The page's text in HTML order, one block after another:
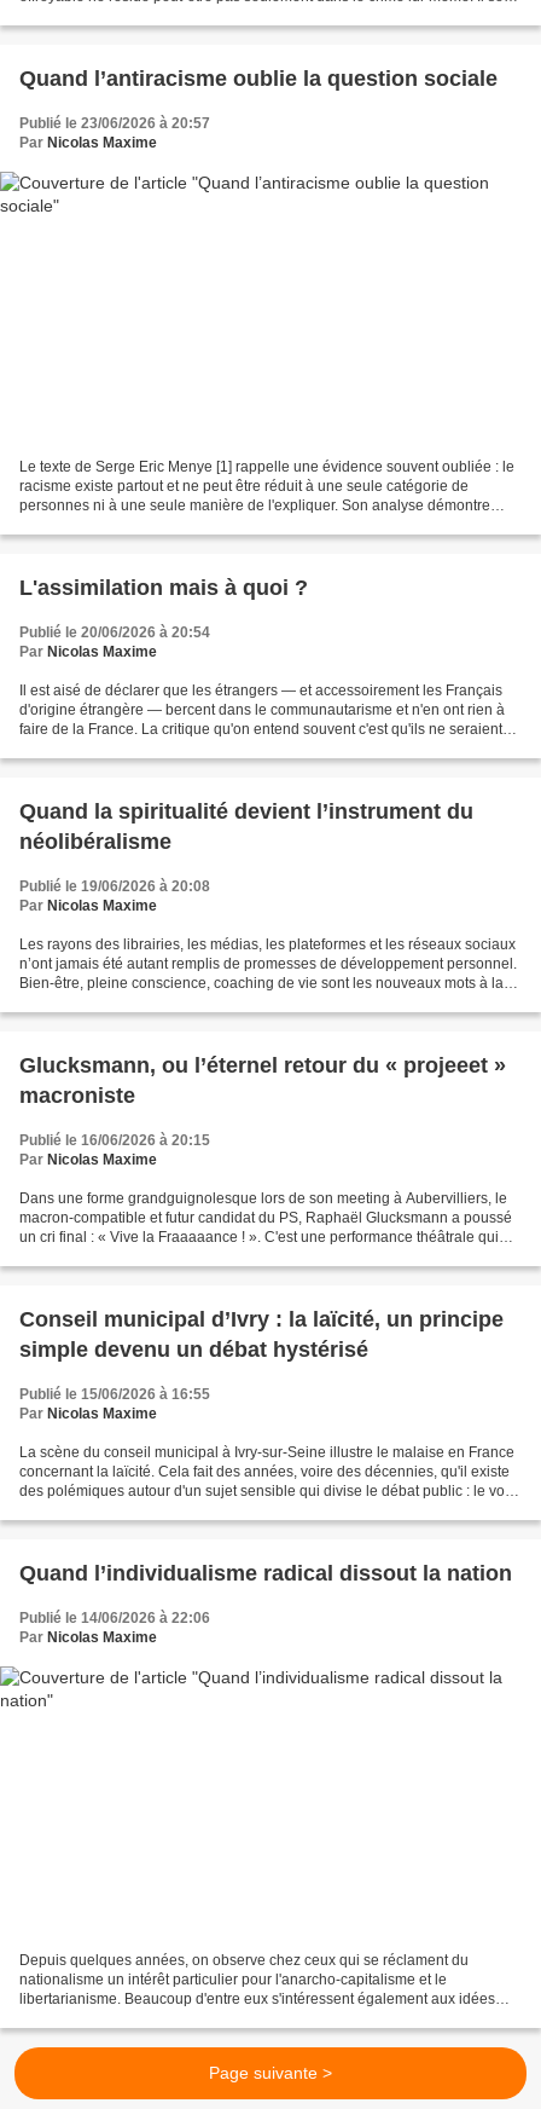
Quand l’antiracisme oublie la question sociale
Publié le 23/06/2026 à 20:57
Par Nicolas Maxime
Le texte de Serge Eric Menye [1] rappelle une évidence souvent oubliée : le
racisme existe partout et ne peut être réduit à une seule catégorie de
personnes ni à une seule manière de l'expliquer. Son analyse démontre
L'assimilation mais à quoi ?
Publié le 20/06/2026 à 20:54
Par Nicolas Maxime
Il est aisé de déclarer que les étrangers — et accessoirement les Français
d'origine étrangère — bercent dans le communautarisme et n'en ont rien à
faire de la France. La critique qu'on entend souvent c'est qu'ils ne seraient
Quand la spiritualité devient l’instrument du
néolibéralisme
Publié le 19/06/2026 à 20:08
Par Nicolas Maxime
Les rayons des librairies, les médias, les plateformes et les réseaux sociaux
n’ont jamais été autant remplis de promesses de développement personnel.
Bien-être, pleine conscience, coaching de vie sont les nouveaux mots à la
Glucksmann, ou l’éternel retour du « projeeet »
macroniste
Publié le 16/06/2026 à 20:15
Par Nicolas Maxime
Dans une forme grandguignolesque lors de son meeting à Aubervilliers, le
macron-compatible et futur candidat du PS, Raphaël Glucksmann a poussé
un cri final : « Vive la Fraaaaance ! ». C'est une performance théâtrale qui
Conseil municipal d’Ivry : la laïcité, un principe
simple devenu un débat hystérisé
Publié le 15/06/2026 à 16:55
Par Nicolas Maxime
La scène du conseil municipal à Ivry-sur-Seine illustre le malaise en France
concernant la laïcité. Cela fait des années, voire des décennies, qu'il existe
des polémiques autour d'un sujet sensible qui divise le débat public : le voile
Quand l’individualisme radical dissout la nation
Publié le 14/06/2026 à 22:06
Par Nicolas Maxime
Depuis quelques années, on observe chez ceux qui se réclament du
nationalisme un intérêt particulier pour l'anarcho-capitalisme et le
libertarianisme. Beaucoup d'entre eux s'intéressent également aux idées
Page suivante >